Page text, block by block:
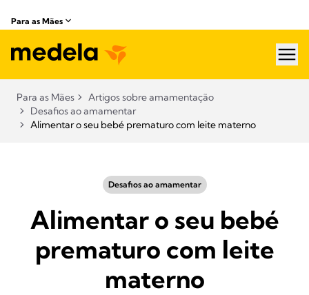
Para as Mães
Para as Mães
Artigos sobre amamentação​
Desafios ao amamentar
Alimentar o seu bebé prematuro com leite materno
Desafios ao amamentar
Alimentar o seu bebé
prematuro com leite
materno